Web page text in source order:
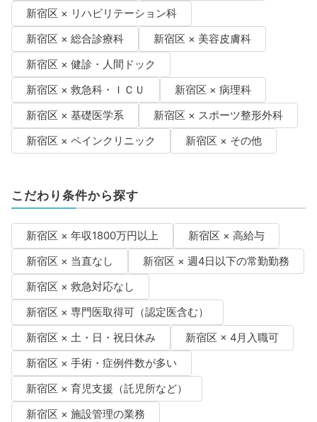
新宿区 × リハビリテーション科
新宿区 × 総合診療科
新宿区 × 美容皮膚科
新宿区 × 健診・人間ドック
新宿区 × 救急科・ＩＣＵ
新宿区 × 病理科
新宿区 × 基礎医学系
新宿区 × スポーツ整形外科
新宿区 × ペインクリニック
新宿区 × その他
こだわり条件から探す
新宿区 × 年収1800万円以上
新宿区 × 高給与
新宿区 × 当直なし
新宿区 × 週4日以下の常勤勤務
新宿区 × 救急対応なし
新宿区 × 専門医取得可（認定医含む）
新宿区 × 土・日・祝日休み
新宿区 × 4月入職可
新宿区 × 手術・症例件数が多い
新宿区 × 育児支援（託児所など）
新宿区 × 施設管理の業務